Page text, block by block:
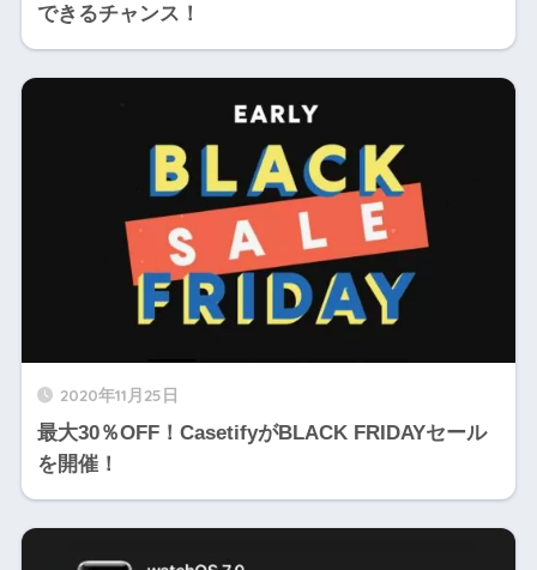
できるチャンス！
2020年11月25日
最大30％OFF！CasetifyがBLACK FRIDAYセール
を開催！